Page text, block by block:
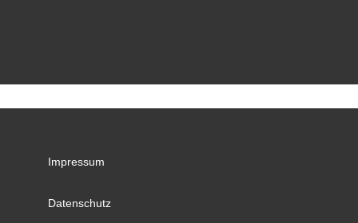
Impressum
Datenschutz